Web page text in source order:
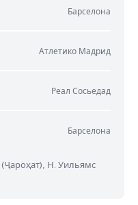
Барселона
Атлетико Мадрид
Реал Сосьедад
Барселона
Н. Уильямс